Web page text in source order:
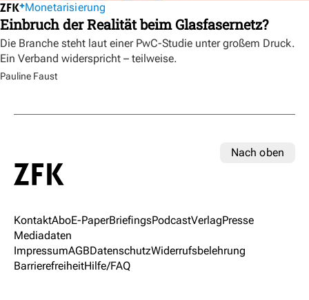
Monetarisierung
Einbruch der Realität beim Glasfasernetz?
Die Branche steht laut einer PwC-Studie unter großem Druck.
Ein Verband widerspricht – teilweise.
Pauline Faust
Nach oben
KontaktAboE-PaperBriefingsPodcastVerlagPresse
Mediadaten
ImpressumAGBDatenschutzWiderrufsbelehrung
BarrierefreiheitHilfe/FAQ